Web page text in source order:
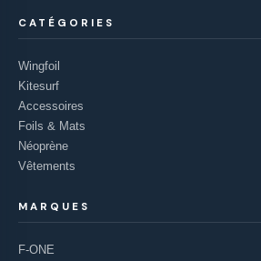
CATÉGORIES
Wingfoil
Kitesurf
Accessoires
Foils & Mats
Néoprène
Vêtements
MARQUES
F-ONE